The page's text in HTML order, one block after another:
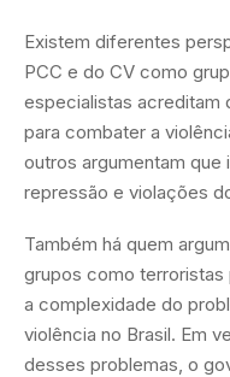
Existem diferentes
PCC e do CV como
especialistas acreditam
para combater a
outros argumentam que
repressão e violações
Também há quem
grupos como
a complexidade do
violência no Brasil. Em
desses problemas, o